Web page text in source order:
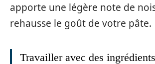
apporte une légère note de
rehausse le goût de votre pâte.
Travailler avec des